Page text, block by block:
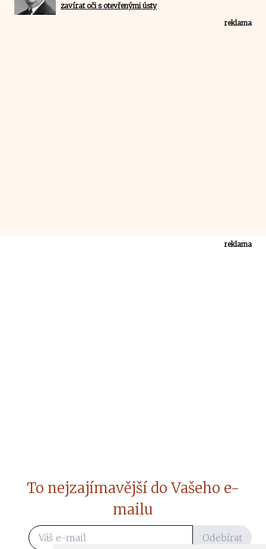
zavírat oči s otevřenými ústy
reklama
reklama
To nejzajímavější do Vašeho e-
mailu
Odebírat